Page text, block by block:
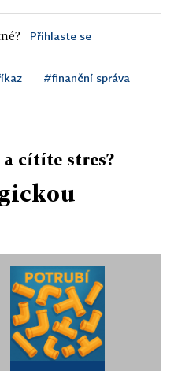
Přihlaste se
#finanční správa
a cítíte stres?